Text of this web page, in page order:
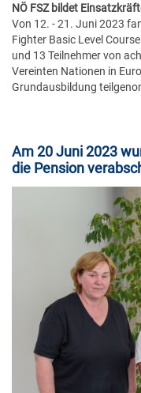
NÖ FSZ bildet
Von 12. - 21. Juni 2023
Fighter Basic Level
und 13 Teilnehmer von
Vereinten Nationen in
Grundausbildung
Am 20 Juni 2023
die Pension